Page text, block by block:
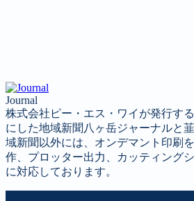
Journal
株式会社ピー・エス・ワイが発行す
にした地域新聞八ヶ岳ジャーナルと
域新聞以外には、オンデマント印刷
作、プロッター出力、カッティング
に対応しております。